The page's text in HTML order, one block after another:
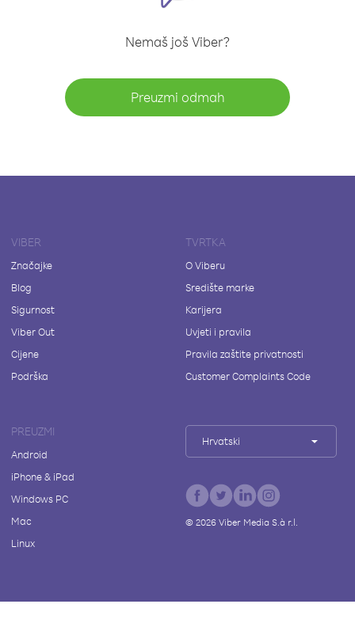
Nemaš još Viber?
Preuzmi odmah
VIBER
Značajke
Blog
Sigurnost
Viber Out
Cijene
Podrška
TVRTKA
O Viberu
Središte marke
Karijera
Uvjeti i pravila
Pravila zaštite privatnosti
Customer Complaints Code
PREUZMI
Android
iPhone & iPad
Windows PC
Mac
Linux
Hrvatski
© 2026Viber Media S.à r.l.